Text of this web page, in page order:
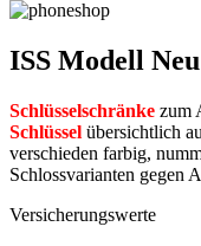
ISS Modell
Schlüsselschränke zum
Schlüssel übersichtlich
verschieden farbig,
Schlossvarianten gegen
Versicherungswerte